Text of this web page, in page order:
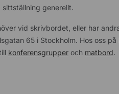
generellt.
vid skrivbordet, eller har
65 i Stockholm. Hos oss
konferensgrupper och matbord.